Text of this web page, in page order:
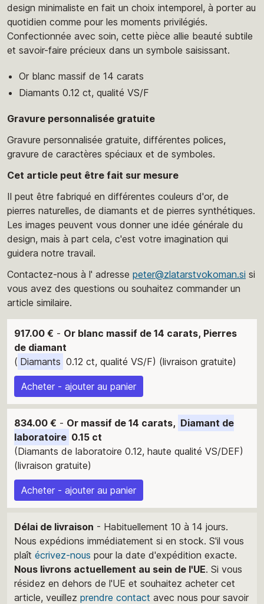
design minimaliste en fait un choix intemporel, à porter au
quotidien comme pour les moments privilégiés.
Confectionnée avec soin, cette pièce allie beauté subtile
et savoir-faire précieux dans un symbole saisissant.
Or blanc massif de 14 carats
Diamants 0.12 ct, qualité VS/F
Gravure personnalisée gratuite
Gravure personnalisée gratuite, différentes polices,
gravure de caractères spéciaux et de symboles.
Cet article peut être fait sur mesure
Il peut être fabriqué en différentes couleurs d'or, de
pierres naturelles, de diamants et de pierres synthétiques.
Les images peuvent vous donner une idée générale du
design, mais à part cela, c'est votre imagination qui
guidera notre travail.
Contactez-nous à l' adresse peter@zlatarstvokoman.si si
vous avez des questions ou souhaitez commander un
article similaire.
917.00 € - Or blanc massif de 14 carats, Pierres
de diamant
( Diamants 0.12 ct, qualité VS/F) (livraison gratuite)
Acheter - ajouter au panier
834.00 € - Or massif de 14 carats, Diamant de
laboratoire 0.15 ct
(Diamants de laboratoire 0.12, haute qualité VS/DEF)
(livraison gratuite)
Acheter - ajouter au panier
Délai de livraison - Habituellement 10 à 14 jours.
Nous expédions immédiatement si en stock. S'il vous
plaît écrivez-nous pour la date d'expédition exacte.
Nous livrons actuellement au sein de l'UE. Si vous
résidez en dehors de l'UE et souhaitez acheter cet
article, veuillez prendre contact avec nous pour savoir